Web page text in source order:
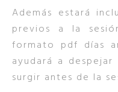
Además estará
previos a la
formato pdf días
ayudará a despejar
surgir antes de la